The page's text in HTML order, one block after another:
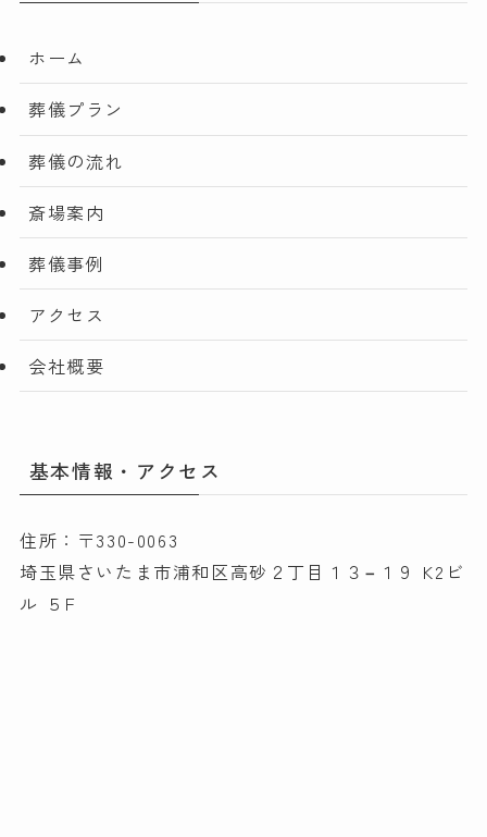
ホーム
葬儀プラン
葬儀の流れ
斎場案内
葬儀事例
アクセス
会社概要
基本情報・アクセス
住所：〒330-0063
埼玉県さいたま市浦和区高砂２丁目１３−１９ K2ビ
ル ５F